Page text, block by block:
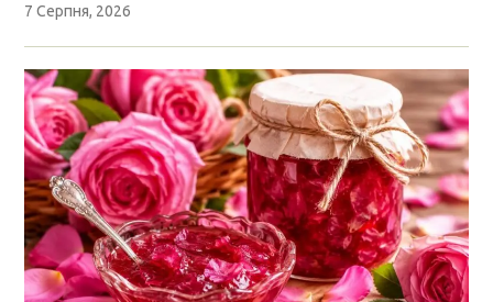
7 Серпня, 2026